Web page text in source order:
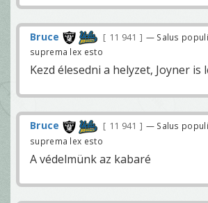
Bruce 11 941
— Salus populi
suprema lex esto
Kezd élesedni a helyzet, Joyner is
Bruce 11 941
— Salus populi
suprema lex esto
A védelmünk az kabaré